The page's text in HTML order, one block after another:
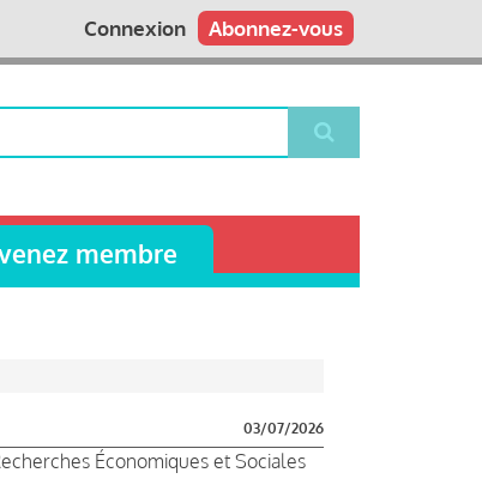
Abonnez-vous
Connexion
membre
03/07/2026
Économiques et Sociales